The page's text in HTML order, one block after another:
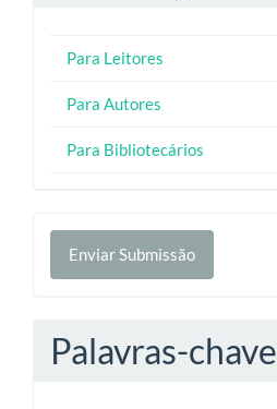
Para Leitores
Para Autores
Para Bibliotecários
Enviar
Submissão
Enviar Submissão
Palavras-chave